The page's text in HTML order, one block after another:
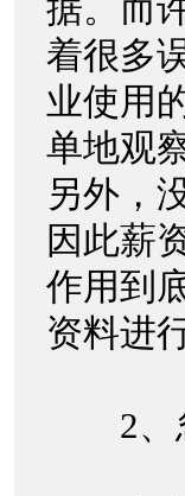
据。而
着很多
业使用
单地观
另外，
因此薪
作用到
资料进
2、